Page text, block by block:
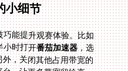
小细节
能提升观赛体验。比如
小时打开番茄加速器，选
择最优线路，确保连接稳定。另外，关闭其他占用带宽的
应用，比如下载软件或者视频平台，让更多带宽留给直
播。对于在香港的用户，比如遇到在香港看咪咕视频世界